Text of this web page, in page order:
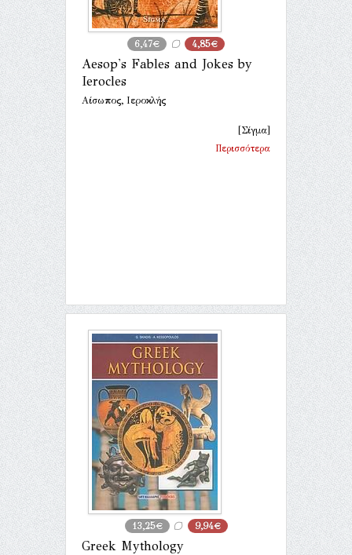
6,47€ 4,85€
Aesop's Fables and Jokes by
Ierocles
Αίσωπος, Ιεροκλής
[Σίγμα]
Περισσότερα
13,25€ 9,94€
Greek Mythology